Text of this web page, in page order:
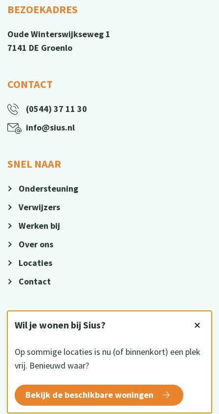
Wil je wonen bij Sius? ✕
Op sommige locaties is nu (of binnenkort) een plek
vrij. Benieuwd waar?
Bekijk de beschikbare woningen
BEZOEKADRES
Oude Winterswijkseweg 1
7141 DE Groenlo
CONTACT
(0544) 37 11 30
info@sius.nl
SNEL NAAR
Ondersteuning
Verwijzers
Werken bij
Over ons
Locaties
Contact
HKZ gecertificeerd